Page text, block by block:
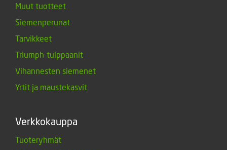
Muut tuotteet
Siemenperunat
Tarvikkeet
Triumph-tulppaanit
Vihannesten siemenet
Yrtit ja maustekasvit
Verkkokauppa
Tuoteryhmät